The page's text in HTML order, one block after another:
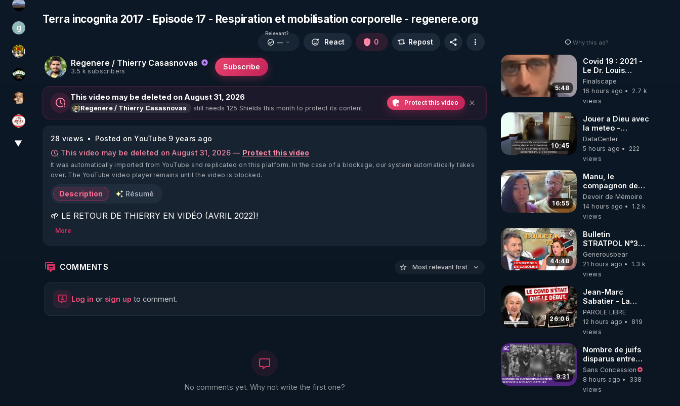
michel lanceur alerte
ggilo59
Textes Sacrés & Maîtres Spirituels
DMSO pour TOUS
DataCenter
JSF - TV
▼
Terra incognita 2017 - Episode 17 - Respiration et mobilisation corporelle - regenere.org
Regenere / Thierry Casasnovas
3.5 k subscribers
Subscribe
Relevant?
— React 0 Repost
This video may be deleted on August 31, 2026
Regenere / Thierry Casasnovas still needs 125 Shields this month to protect its content
Protect this video
28 views
Posted on YouTube 9 years ago
This video may be deleted on August 31, 2026 — Protect this video
It was automatically imported from YouTube and replicated on this platform. In the case of a blockage, our system automatically takes
over. The YouTube video player remains until the video is blocked.
Description Résumé
🌱 LE RETOUR DE THIERRY EN VIDÉO (AVRIL 2022)!
🌱 LE MAGAZINE RÉGÉNÈRE
http://rgnr.li/ymag
More
COMMENTS Most relevant first
Log in or sign up to comment.
No comments yet. Why not write the first one?
Why this ad?
5:48
Covid 19 : 2021 -
Le Dr. Louis
Fouché renverse
le plateau de
CNews !
Finalscape
16 hours ago
2.7 k
views
10:45
Jouer a Dieu avec
la meteo -
Citoicitoyen
DataCenter
5 hours ago
222
views
16:55
Manu, le
compagnon de
Kyria, raconte sa
garde à vue
musclée.
Devoir de Mémoire
14 hours ago
1.2 k
views
44:48
Bulletin
STRATPOL N°302.
Armée des
drones, MS-21 en
série, missiles
07.08.2026.
Generousbear
21 hours ago
1.3 k
views
26:06
Jean-Marc
Sabatier - La
Covid-19 n'a été
que le début -
L'ARNm &
où auront-t-il ?
PAROLE LIBRE
12 hours ago
819
views
9:31
Nombre de juifs
disparus entre
1941 et 1945
(Réponse à mes
accusateurs)
Sans Concession
8 hours ago
338
views